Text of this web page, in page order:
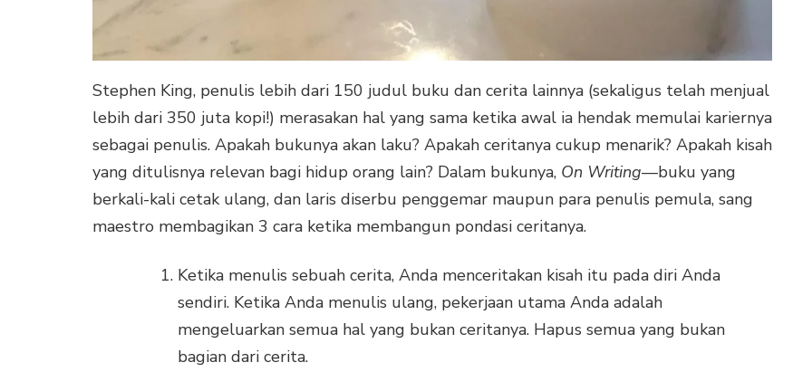
Stephen King, penulis lebih dari 150 judul buku dan cerita lainnya (sekaligus telah menjual
lebih dari 350 juta kopi!) merasakan hal yang sama ketika awal ia hendak memulai kariernya
sebagai penulis. Apakah bukunya akan laku? Apakah ceritanya cukup menarik? Apakah kisah
yang ditulisnya relevan bagi hidup orang lain? Dalam bukunya, On Writing—buku yang
berkali-kali cetak ulang, dan laris diserbu penggemar maupun para penulis pemula, sang
maestro membagikan 3 cara ketika membangun pondasi ceritanya.
Ketika menulis sebuah cerita, Anda menceritakan kisah itu pada diri Anda
sendiri. Ketika Anda menulis ulang, pekerjaan utama Anda adalah
mengeluarkan semua hal yang bukan ceritanya. Hapus semua yang bukan
bagian dari cerita.